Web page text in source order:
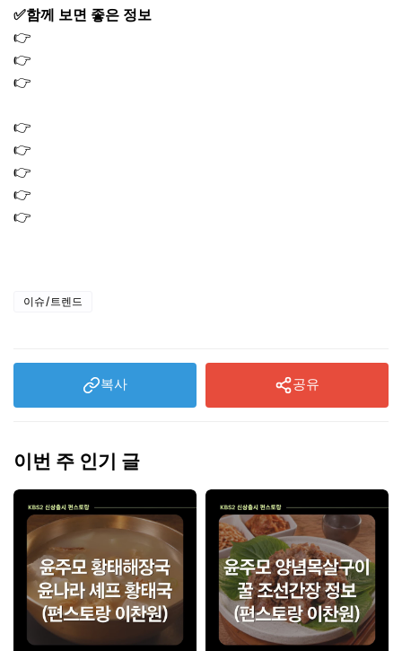
✅함께 보면 좋은 정보
👉
👉
👉
👉
👉
👉
👉
👉
이슈/트렌드
복사 공유
이번 주 인기 글